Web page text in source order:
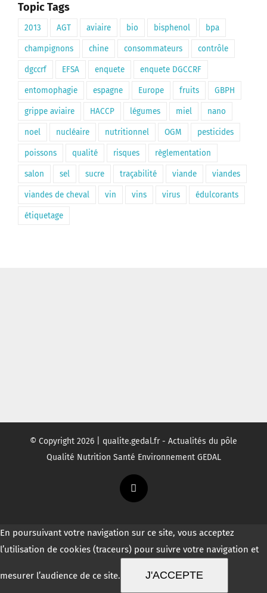
Topic Tags
2013 AGT aviaire bio bisphenol bpa
champignons chine consommateurs contrôle
dgccrf EFSA enquete enquete DGCCRF
entomophagie espagne Europe fruits GBPH
grippe aviaire HACCP légumes miel nano
noel nucléaire nutritionnel OGM pesticides
poissons qualité risques règlementation
salon sel sucre traçabilité viande viandes
viandes de cheval vin vins virus édulcorants
étiquetage
© Copyright 2026 | qualite.gedal.fr - Actualités du pôle
Qualité Nutrition Santé Environnement GEDAL
Twitter
En poursuivant votre navigation sur ce site, vous acceptez
l’utilisation de cookies (traceurs) pour suivre votre navigation et
mesurer l’audience de ce site. J'ACCEPTE